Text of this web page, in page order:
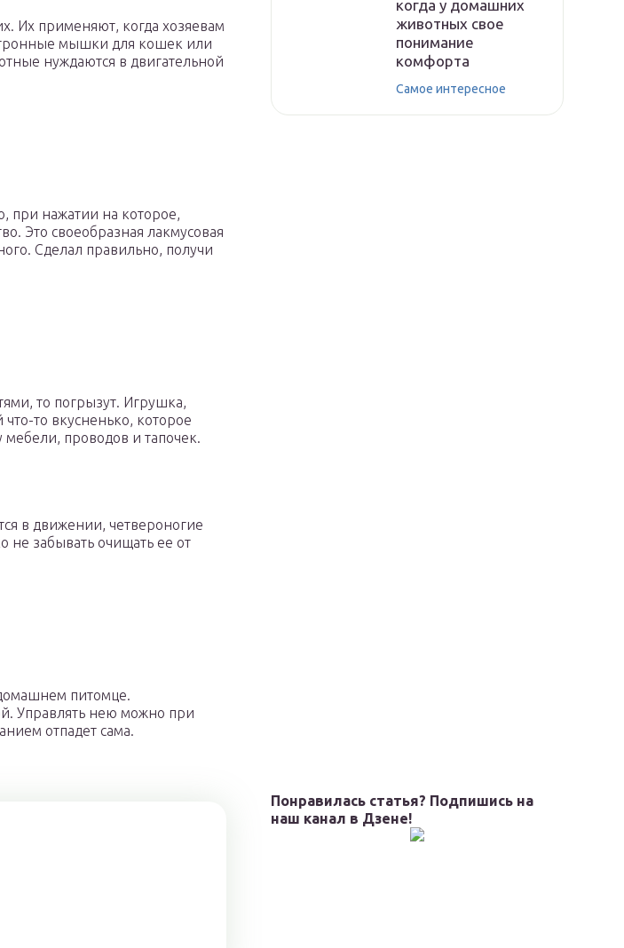
Их применяют, когда хозяевам
мышки для кошек или
нуждаются в двигательной
при нажатии на которое,
Это своеобразная лакмусовая
Сделал правильно, получи
то погрызут. Игрушка,
то вкусненько, которое
мебели, проводов и тапочек.
в движении, четвероногие
не забывать очищать ее от
питомце.
Управлять нею можно при
отпадет сама.
когда у домашних
животных свое
понимание
комфорта
Самое интересное
Понравилась статья? Подпишись на
наш канал в Дзене!